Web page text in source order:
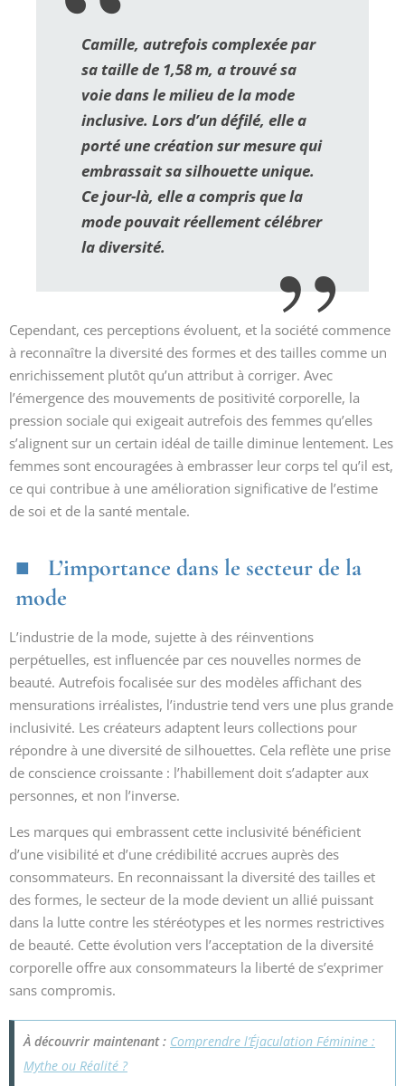
Camille, autrefois complexée par
sa taille de 1,58 m, a trouvé sa
voie dans le milieu de la mode
inclusive. Lors d’un défilé, elle a
porté une création sur mesure qui
embrassait sa silhouette unique.
Ce jour-là, elle a compris que la
mode pouvait réellement célébrer
la diversité.
Cependant, ces perceptions évoluent, et la société commence
à reconnaître la diversité des formes et des tailles comme un
enrichissement plutôt qu’un attribut à corriger. Avec
l’émergence des mouvements de positivité corporelle, la
pression sociale qui exigeait autrefois des femmes qu’elles
s’alignent sur un certain idéal de taille diminue lentement. Les
femmes sont encouragées à embrasser leur corps tel qu’il est,
ce qui contribue à une amélioration significative de l’estime
de soi et de la santé mentale.
L’importance dans le secteur de la
mode
L’industrie de la mode, sujette à des réinventions
perpétuelles, est influencée par ces nouvelles normes de
beauté. Autrefois focalisée sur des modèles affichant des
mensurations irréalistes, l’industrie tend vers une plus grande
inclusivité. Les créateurs adaptent leurs collections pour
répondre à une diversité de silhouettes. Cela reflète une prise
de conscience croissante : l’habillement doit s’adapter aux
personnes, et non l’inverse.
Les marques qui embrassent cette inclusivité bénéficient
d’une visibilité et d’une crédibilité accrues auprès des
consommateurs. En reconnaissant la diversité des tailles et
des formes, le secteur de la mode devient un allié puissant
dans la lutte contre les stéréotypes et les normes restrictives
de beauté. Cette évolution vers l’acceptation de la diversité
corporelle offre aux consommateurs la liberté de s’exprimer
sans compromis.
À découvrir maintenant : Comprendre l’Éjaculation Féminine :
Mythe ou Réalité ?